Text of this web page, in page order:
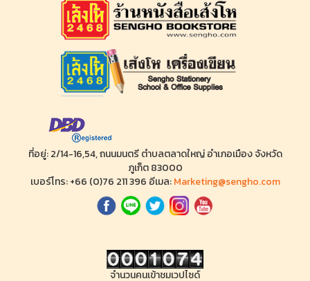
ที่อยู่: 2/14-16,54, ถนนมนตรี ตำบลตลาดใหญ่ อำเภอเมือง จังหวัด
ภูเก็ต 83000
เบอร์โทร: +66 (0)76 211 396 อีเมล:Marketing@sengho.com
จำนวนคนเข้าชมเวปไซด์